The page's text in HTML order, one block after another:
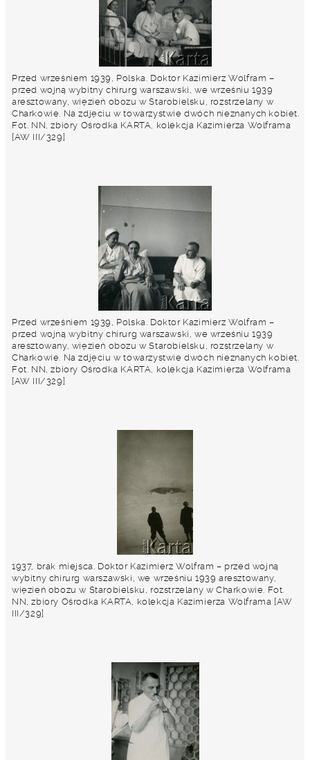
Przed wrześniem 1939, Polska. Doktor Kazimierz Wolfram –
przed wojną wybitny chirurg warszawski, we wrześniu 1939
aresztowany, więzień obozu w Starobielsku, rozstrzelany w
Charkowie. Na zdjęciu w towarzystwie dwóch nieznanych kobiet.
Fot. NN, zbiory Ośrodka KARTA, kolekcja Kazimierza Wolframa
[AW III/329]
Przed wrześniem 1939, Polska. Doktor Kazimierz Wolfram –
przed wojną wybitny chirurg warszawski, we wrześniu 1939
aresztowany, więzień obozu w Starobielsku, rozstrzelany w
Charkowie. Na zdjęciu w towarzystwie dwóch nieznanych kobiet.
Fot. NN, zbiory Ośrodka KARTA, kolekcja Kazimierza Wolframa
[AW III/329]
1937, brak miejsca. Doktor Kazimierz Wolfram – przed wojną
wybitny chirurg warszawski, we wrześniu 1939 aresztowany,
więzień obozu w Starobielsku, rozstrzelany w Charkowie. Fot.
NN, zbiory Ośrodka KARTA, kolekcja Kazimierza Wolframa [AW
III/329]